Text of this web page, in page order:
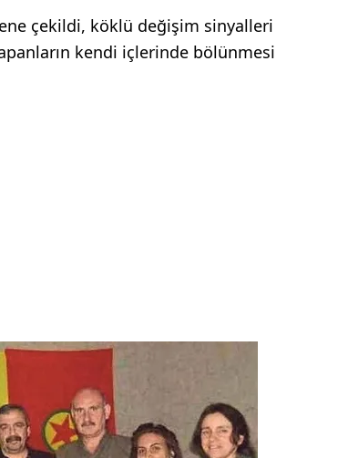
çekildi, köklü değişim sinyalleri
kendi içlerinde bölünmesi